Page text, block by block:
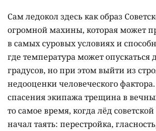
Сам ледокол здесь как образ
огромной махины, которая может
в самых суровых условиях и
где температура может опускаться
градусов, но при этом выйти из
недооценки человеческого
спасения экипажа трещина в
то самое время, когда лёд
начал таять: перестройка,